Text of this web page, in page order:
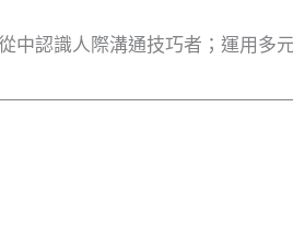
中認識人際溝通技巧者；運用多